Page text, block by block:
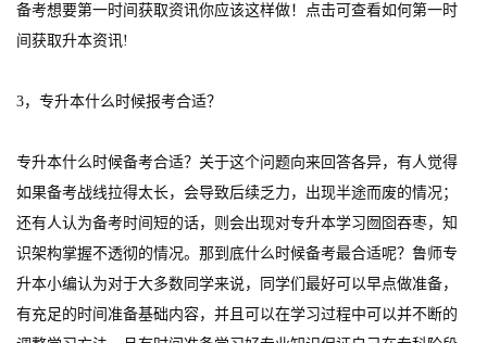
备考想要第一时间获取资讯你应该这样做！点击可查看如何第一时
间获取升本资讯!
3，专升本什么时候报考合适？
专升本什么时候备考合适？关于这个问题向来回答各异，有人觉得
如果备考战线拉得太长，会导致后续乏力，出现半途而废的情况；
还有人认为备考时间短的话，则会出现对专升本学习囫囵吞枣，知
识架构掌握不透彻的情况。那到底什么时候备考最合适呢？鲁师专
升本小编认为对于大多数同学来说，同学们最好可以早点做准备，
有充足的时间准备基础内容，并且可以在学习过程中可以并不断的